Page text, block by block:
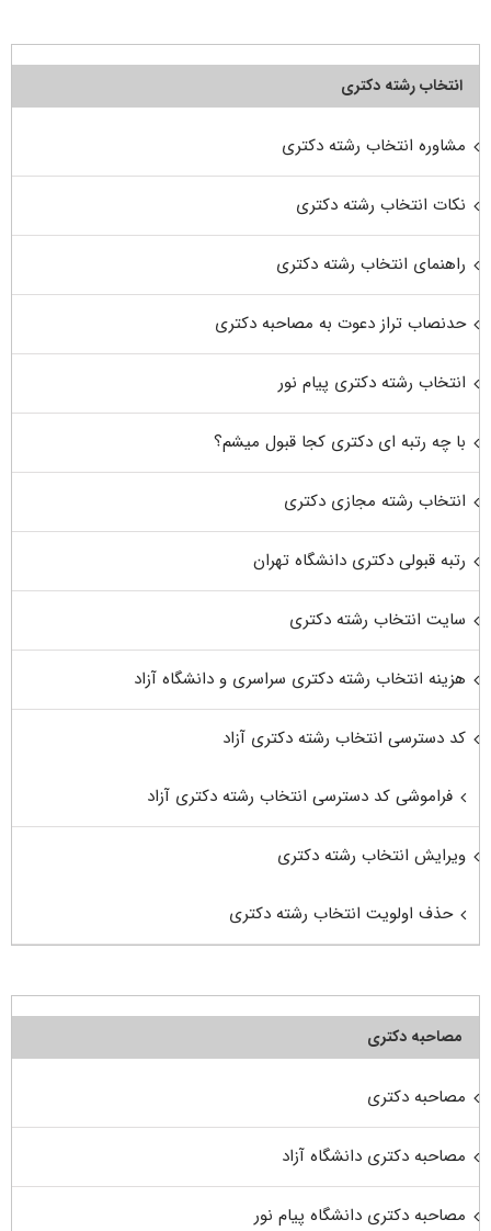
انتخاب رشته دکتری
مشاوره انتخاب رشته دکتری
نکات انتخاب رشته دکتری
راهنمای انتخاب رشته دکتری
حدنصاب تراز دعوت به مصاحبه دکتری
انتخاب رشته دکتری پیام نور
با چه رتبه ای دکتری کجا قبول میشم؟
انتخاب رشته مجازی دکتری
رتبه قبولی دکتری دانشگاه تهران
سایت انتخاب رشته دکتری
هزینه انتخاب رشته دکتری سراسری و دانشگاه آزاد
کد دسترسی انتخاب رشته دکتری آزاد
فراموشی کد دسترسی انتخاب رشته دکتری آزاد
ویرایش انتخاب رشته دکتری
حذف اولویت انتخاب رشته دکتری
مصاحبه دکتری
مصاحبه دکتری
مصاحبه دکتری دانشگاه آزاد
مصاحبه دکتری دانشگاه پیام نور